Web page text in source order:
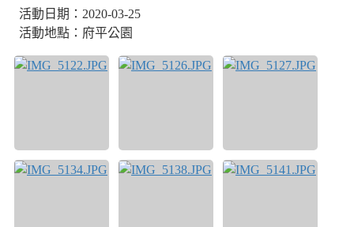
活動日期：2020-03-25
活動地點：府平公園